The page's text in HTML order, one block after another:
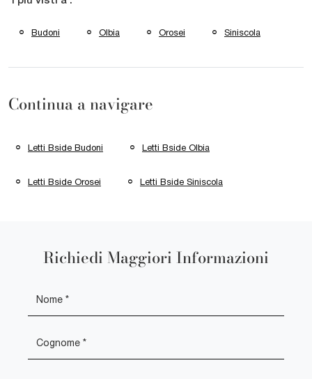
Budoni Olbia Orosei Siniscola
Continua a navigare
Letti Bside Budoni Letti Bside Olbia
Letti Bside Orosei Letti Bside Siniscola
Richiedi Maggiori Informazioni